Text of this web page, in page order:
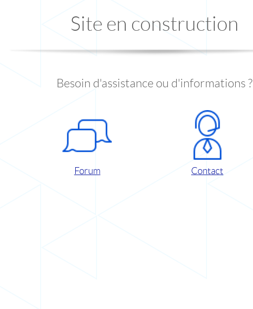
Site en construction
Besoin d'assistance ou d'informations ?
Forum Contact